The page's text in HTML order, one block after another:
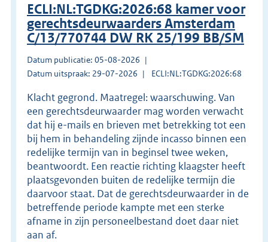
ECLI:NL:TGDKG:2026:68 kamer voor
gerechtsdeurwaarders Amsterdam
C/13/770744 DW RK 25/199 BB/SM
Datum publicatie: 05-08-2026
Datum uitspraak: 29-07-2026
ECLI:NL:TGDKG:2026:68
Klacht gegrond. Maatregel: waarschuwing. Van
een gerechtsdeurwaarder mag worden verwacht
dat hij e-mails en brieven met betrekking tot een
bij hem in behandeling zijnde incasso binnen een
redelijke termijn van in beginsel twee weken,
beantwoordt. Een reactie richting klaagster heeft
plaatsgevonden buiten de redelijke termijn die
daarvoor staat. Dat de gerechtsdeurwaarder in de
betreffende periode kampte met een sterke
afname in zijn personeelbestand doet daar niet
aan af.